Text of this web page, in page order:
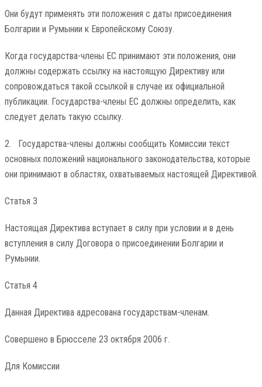
Они будут применять эти положения с даты присоединения
Болгарии и Румынии к Европейскому Союзу.
Когда государства-члены ЕС принимают эти положения, они
должны содержать ссылку на настоящую Директиву или
сопровождаться такой ссылкой в ​​случае их официальной
публикации. Государства-члены ЕС должны определить, как
следует делать такую ​​ссылку.
2. Государства-члены должны сообщить Комиссии текст
основных положений национального законодательства, которые
они принимают в областях, охватываемых настоящей Директивой.
Статья 3
Настоящая Директива вступает в силу при условии и в день
вступления в силу Договора о присоединении Болгарии и
Румынии.
Статья 4
Данная Директива адресована государствам-членам.
Совершено в Брюсселе 23 октября 2006 г.
Для Комиссии